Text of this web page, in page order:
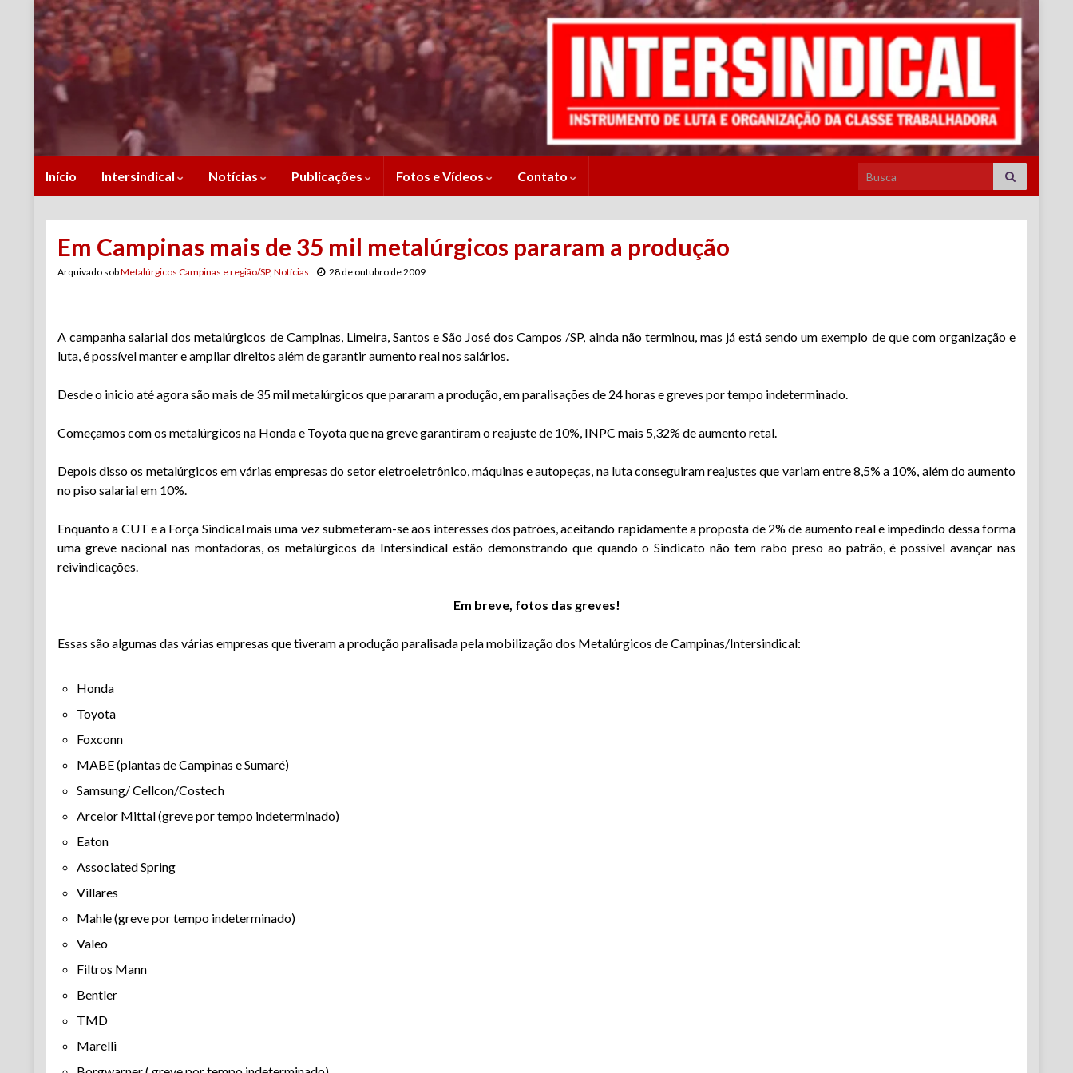
Início Intersindical Notícias Publicações Fotos e Vídeos Contato Search for:
Em Campinas mais de 35 mil metalúrgicos pararam a produção
Arquivado sobMetalúrgicos Campinas e região/SP, Notícias 28 de outubro de 2009
A campanha salarial dos metalúrgicos de Campinas, Limeira, Santos e São José dos Campos /SP, ainda não terminou, mas já está sendo um exemplo de que com organização e
luta, é possível manter e ampliar direitos além de garantir aumento real nos salários.
Desde o inicio até agora são mais de 35 mil metalúrgicos que pararam a produção, em paralisações de 24 horas e greves por tempo indeterminado.
Começamos com os metalúrgicos na Honda e Toyota que na greve garantiram o reajuste de 10%, INPC mais 5,32% de aumento retal.
Depois disso os metalúrgicos em várias empresas do setor eletroeletrônico, máquinas e autopeças, na luta conseguiram reajustes que variam entre 8,5% a 10%, além do aumento
no piso salarial em 10%.
Enquanto a CUT e a Força Sindical mais uma vez submeteram-se aos interesses dos patrões, aceitando rapidamente a proposta de 2% de aumento real e impedindo dessa forma
uma greve nacional nas montadoras, os metalúrgicos da Intersindical estão demonstrando que quando o Sindicato não tem rabo preso ao patrão, é possível avançar nas
reivindicações.
Em breve, fotos das greves!
Essas são algumas das várias empresas que tiveram a produção paralisada pela mobilização dos Metalúrgicos de Campinas/Intersindical:
Honda
Toyota
Foxconn
MABE (plantas de Campinas e Sumaré)
Samsung/ Cellcon/Costech
Arcelor Mittal (greve por tempo indeterminado)
Eaton
Associated Spring
Villares
Mahle (greve por tempo indeterminado)
Valeo
Filtros Mann
Bentler
TMD
Marelli